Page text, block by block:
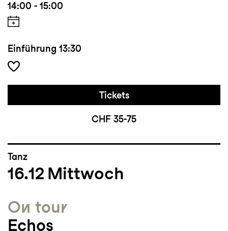
14:00 - 15:00
Einführung 13:30
Tickets
CHF 35-75
Tanz
16.12 Mittwoch
On tour
Echos